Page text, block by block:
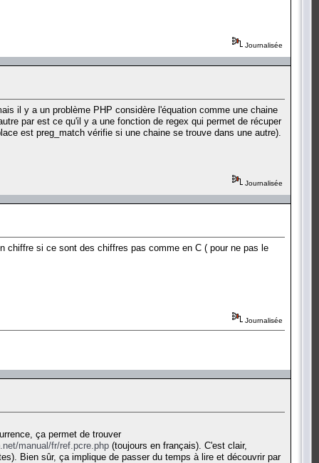
Journalisée
il y a un problème PHP considère l'équation comme une chaine
par est ce qu'il y a une fonction de regex qui permet de récuper
est preg_match vérifie si une chaine se trouve dans une autre).
Journalisée
chiffre si ce sont des chiffres pas comme en C ( pour ne pas le
Journalisée
ça permet de trouver
manual/fr/ref.pcre.php (toujours en français). C'est clair,
Bien sûr, ça implique de passer du temps à lire et découvrir par